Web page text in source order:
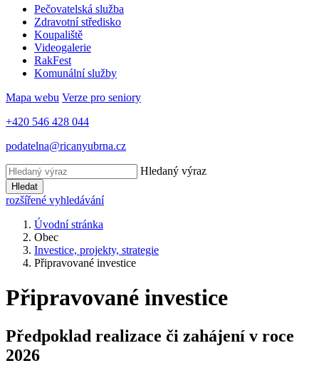
Pečovatelská služba
Zdravotní středisko
Koupaliště
Videogalerie
RakFest
Komunální služby
Mapa webu Verze pro seniory
+420 546 428 044
podatelna@ricanyubrna.cz
Hledaný výraz
Hledat
rozšířené vyhledávání
Úvodní stránka
Obec
Investice, projekty, strategie
Připravované investice
Připravované investice
Předpoklad realizace či zahájení v roce
2026